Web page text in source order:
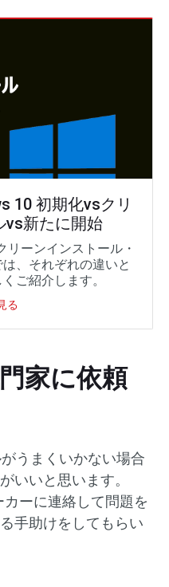
10 初期化vsクリ
vs新たに開始
リーンインストール・
、それぞれの違いと
ご紹介します。
る
家に依頼
うまくいかない場合
いいと思います。
ーに連絡して問題を
手助けをしてもらい